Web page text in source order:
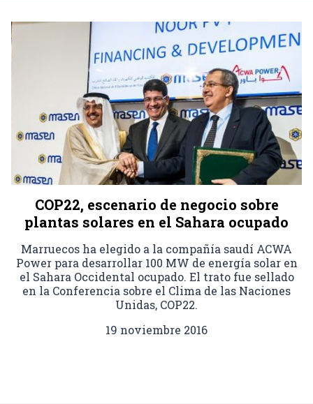
COP22, escenario de negocio sobre
plantas solares en el Sahara ocupado
Marruecos ha elegido a la compañía saudí ACWA
Power para desarrollar 100 MW de energía solar en
el Sahara Occidental ocupado. El trato fue sellado
en la Conferencia sobre el Clima de las Naciones
Unidas, COP22.
19 noviembre 2016